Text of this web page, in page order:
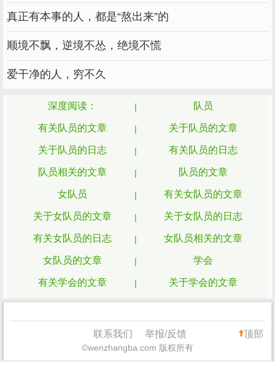
真正有本事的人，都是“熬出来”的
顺境不飘，逆境不怂，绝境不慌
爱干净的人，穷不久
深度阅读： 队员
有关队员的文章 关于队员的文章
关于队员的日志 有关队员的日志
队员相关的文章 队员的文章
女队员 有关女队员的文章
关于女队员的文章 关于女队员的日志
有关女队员的日志 女队员相关的文章
女队员的文章 学会
有关学会的文章 关于学会的文章
关于学会的日志 有关学会的日志
同学会 有关同学会的文章
顶部
联系我们 举报/反馈
©wenzhangba.com 版权所有